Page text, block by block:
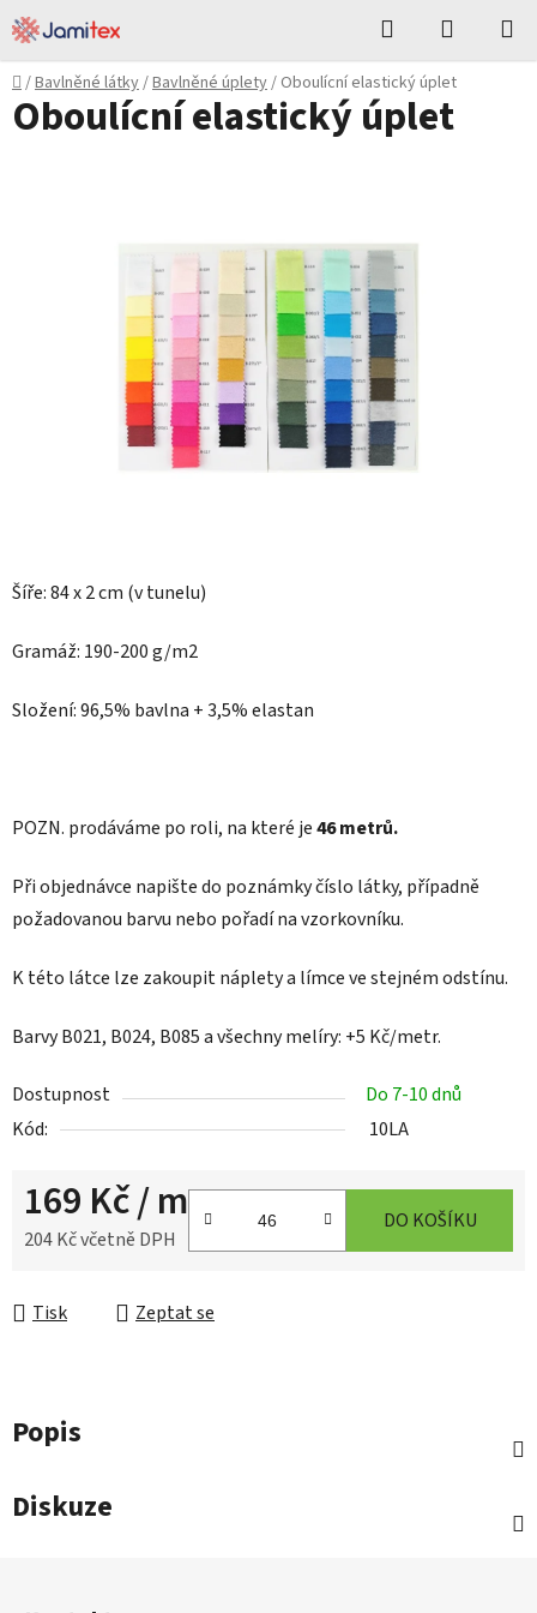
Přejít
na
obsah
Hledat
KOŠÍK
Domů
/Bavlněné látky/Bavlněné úplety/ Oboulícní elastický úplet
Šíře: 84 x 2 cm (v tunelu)
Gramáž: 190-200 g/m2
Složení: 96,5% bavlna + 3,5% elastan
POZN. prodáváme po roli, na které je46 metrů.
Při objednávce napište do poznámky číslo látky, případně
požadovanou barvu nebo pořadí na vzorkovníku.
K této látce lze zakoupit náplety a límce ve stejném odstínu.
Barvy B021, B024, B085 a všechny melíry: +5 Kč/metr.
Dostupnost
Do 7-10 dnů
Kód:
10LA
169 Kč/ m
204 Kč včetně DPH
DO KOŠÍKU
Tisk Zeptat se
Oboulícní elastický úplet
Popis
Diskuze